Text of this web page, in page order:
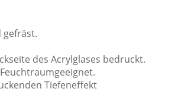
gefräst.
des Acrylglases bedruckt.
Tiefeneffekt